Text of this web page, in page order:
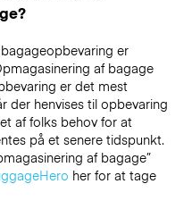
er
af bagage
er det mest
der henvises til opbevaring
af folks behov for at
på et senere tidspunkt.
af bagage”
her for at tage